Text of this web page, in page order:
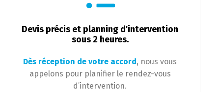
Devis précis et planning d'intervention
sous 2 heures.
Dès réception de votre accord, nous vous
appelons pour planifier le rendez-vous
d’intervention.